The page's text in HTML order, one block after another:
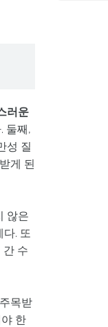
러운
둘째,
성 질
게 된
않은
. 또
간 수
목받
한